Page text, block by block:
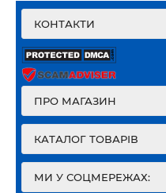
КОНТАКТИ
ПРО МАГАЗИН
КАТАЛОГ ТОВАРІВ
МИ У СОЦМЕРЕЖАХ: